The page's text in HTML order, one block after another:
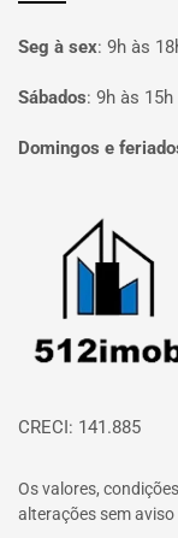
Seg à sex: 9h às
Sábados: 9h às 15h
Domingos e
Página inicial
CRECI: 141.885
Os valores,
alterações sem aviso